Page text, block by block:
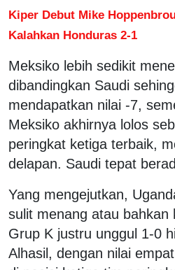
Kiper Debut Mike
Kalahkan Honduras 2-1
Meksiko lebih sedikit
dibandingkan Saudi
mendapatkan nilai -7,
Meksiko akhirnya lolos
peringkat ketiga terbaik,
delapan. Saudi tepat
Yang mengejutkan,
sulit menang atau bahkan
Grup K justru unggul 1-0
Alhasil, dengan nilai